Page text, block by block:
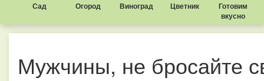
Сад Огород Виноград Цветник
Готовим
вкусно
Мужчины, не бросайте